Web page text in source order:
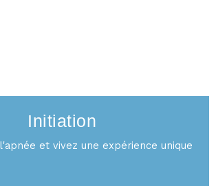
Initiation
et vivez une expérience unique